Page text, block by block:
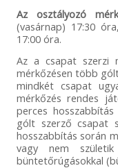
Az osztályozó
(vasárnap) 17:30
17:00 óra.
Az a csapat szerzi
mérkőzésen több
mindkét csapat
mérkőzés rendes
perces
gólt szerző csapat
hosszabbítás során
vagy nem
büntetőrúgásokkal